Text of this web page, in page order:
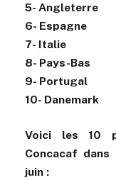
5- Angleterre
6- Espagne
7- Italie
8- Pays-Bas
9- Portugal
10- Danemark
Voici les 10
Concacaf
juin :